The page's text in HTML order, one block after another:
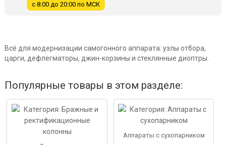
с 8:00 до 20:00 по МСК
Всё для модернизации самогонного аппарата: узлы отбора,
царги, дефлегматоры, джин-корзины и стеклянные диоптры.
Популярные товары в этом разделе:
Аппараты с сухопарником